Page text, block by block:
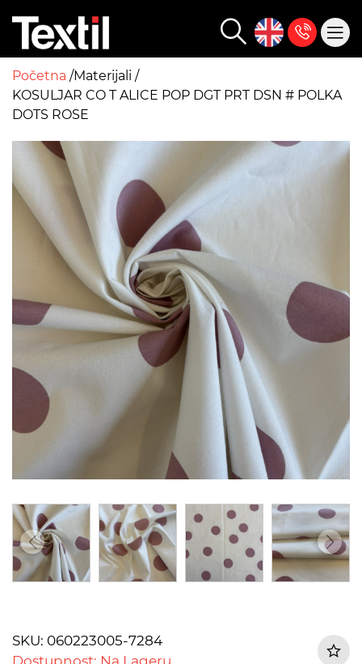
Početna Materijali
KOSULJAR CO T ALICE POP DGT PRT DSN # POLKA
DOTS ROSE
SKU: 060223005-7284
Dostupnost: Na Lageru